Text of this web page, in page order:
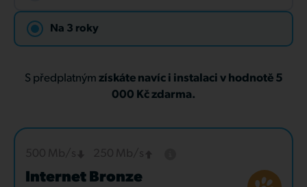
Na 3 roky
S předplatným získáte navíc i instalaci v hodnotě 5
000 Kč zdarma.
Internet Bronze